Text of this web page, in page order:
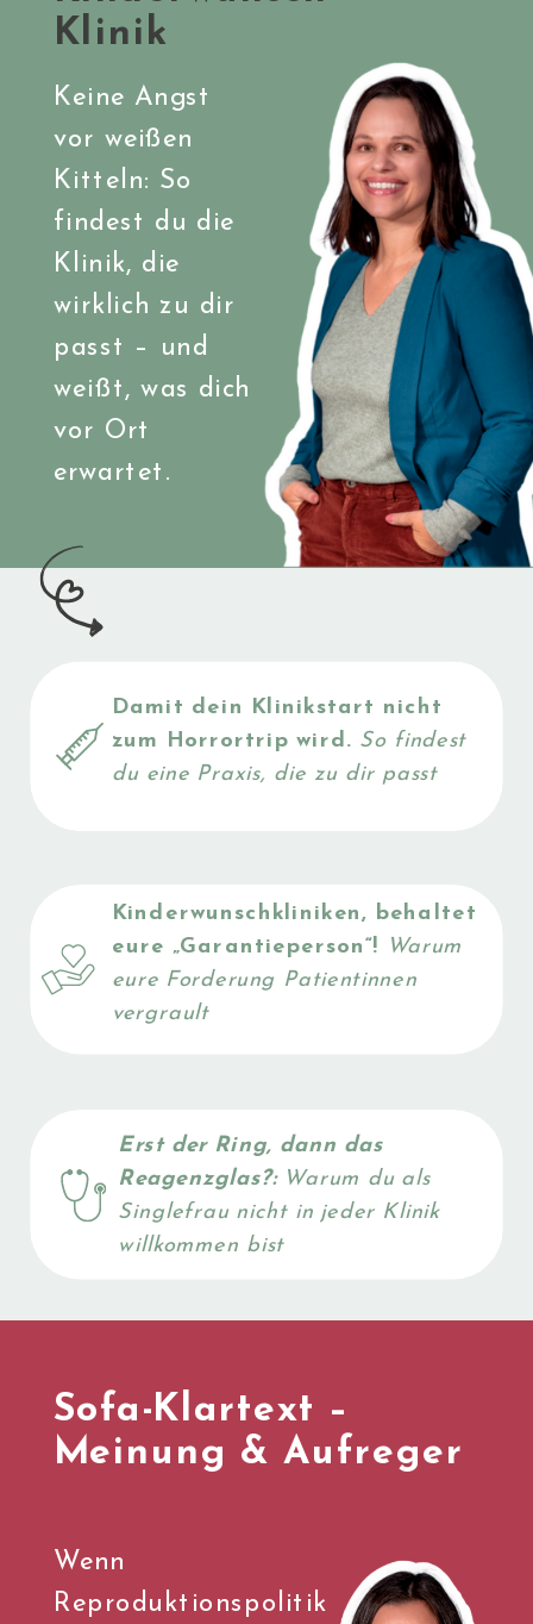
Keine Angst
vor weißen
Kitteln: So
findest du die
Klinik, die
wirklich zu dir
passt – und
weißt, was dich
vor Ort
erwartet.
Klinik
JETZT
LESEN
Damit dein Klinikstart nicht
zum Horrortrip wird. So findest
du eine Praxis, die zu dir passt
Erst der Ring, dann das
Reagenzglas?: Warum du als
Singlefrau nicht in jeder Klinik
willkommen bist
Kinderwunschkliniken, behaltet
eure „Garantieperson“!
Warum
eure Forderung Patientinnen
vergrault
Wenn
Reproduktionspolitik
Sofa-Klartext –
Meinung & Aufreger